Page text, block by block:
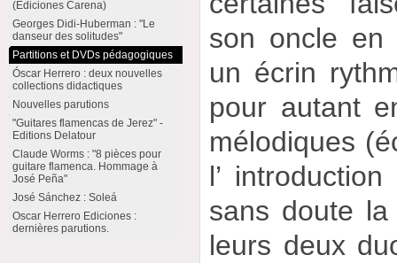
son oncle en
un écrin
pour autant
mélodiques
l’
sans doute
leurs deux
(Ediciones Carena)
Georges Didi-Huberman : "Le
danseur des solitudes"
Partitions et DVDs pédagogiques
Óscar Herrero : deux nouvelles
collections didactiques
Nouvelles parutions
"Guitares flamencas de Jerez" -
Editions Delatour
Claude Worms : "8 pièces pour
guitare flamenca. Hommage à
José Peña"
José Sánchez : Soleá
Oscar Herrero Ediciones :
dernières parutions.